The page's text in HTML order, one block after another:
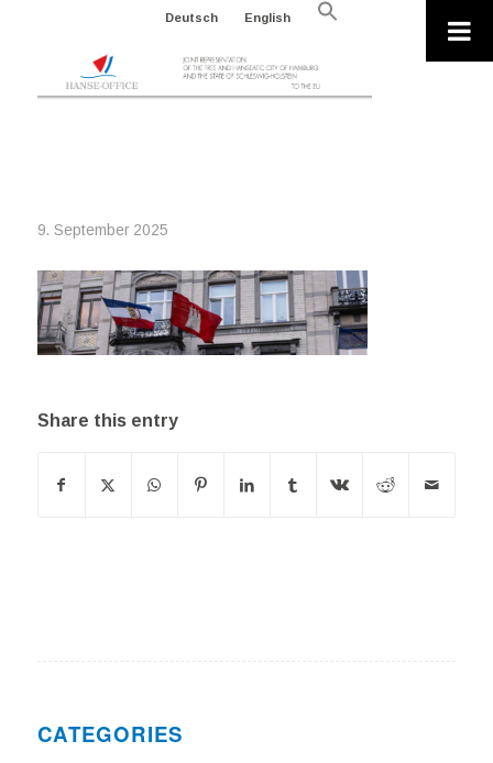
Deutsch English
Search
Search Button
9. September 2025
Share this entry
CATEGORIES